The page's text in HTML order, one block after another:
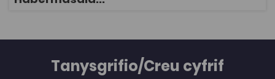
atebion posib (4). Awdur: Dafydd Huw Rees
Tanysgrifio/Creu cyfrif